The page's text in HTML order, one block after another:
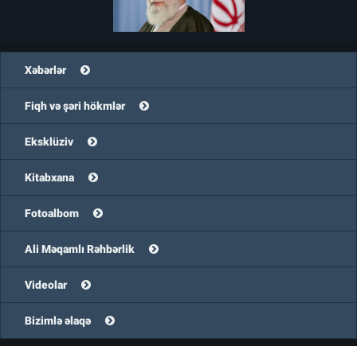
Xəbərlər
Fiqh və şəri hökmlər
Eksklüziv
Kitabxana
Fotoalbom
Ali Məqamlı Rəhbərlik
Videolar
Bizimlə əlaqə